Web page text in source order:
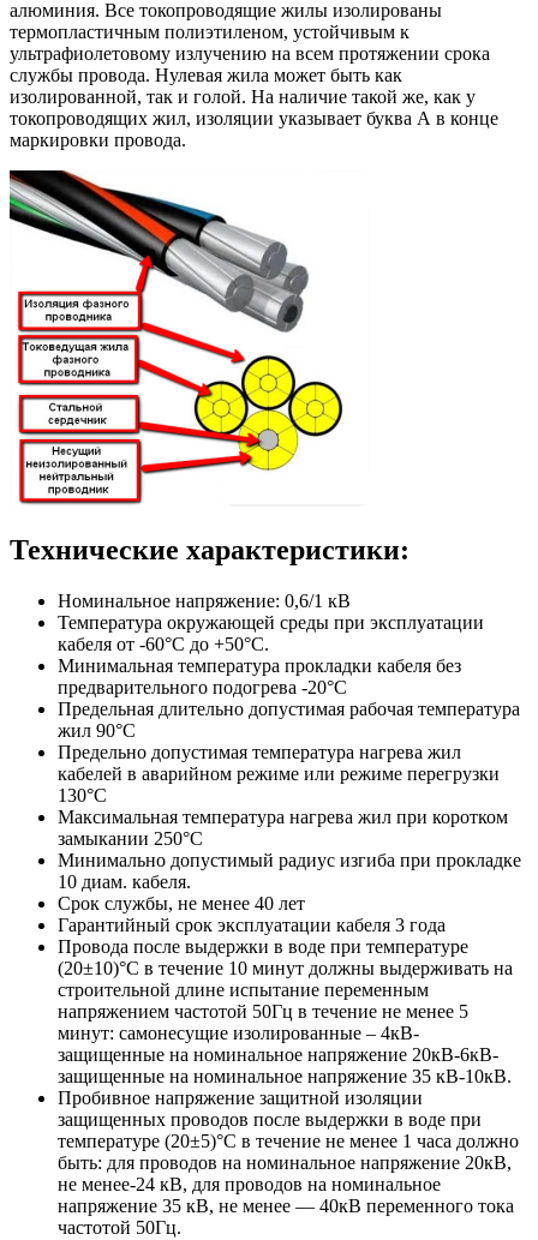
алюминия. Все токопроводящие жилы изолированы
термопластичным полиэтиленом, устойчивым к
ультрафиолетовому излучению на всем протяжении срока
службы провода. Нулевая жила может быть как
изолированной, так и голой. На наличие такой же, как у
токопроводящих жил, изоляции указывает буква А в конце
маркировки провода.
Технические характеристики:
Номинальное напряжение: 0,6/1 кВ
Температура окружающей среды при эксплуатации
кабеля от -60°С до +50°С.
Минимальная температура прокладки кабеля без
предварительного подогрева -20°С
Предельная длительно допустимая рабочая температура
жил 90°С
Предельно допустимая температура нагрева жил
кабелей в аварийном режиме или режиме перегрузки
130°С
Максимальная температура нагрева жил при коротком
замыкании 250°С
Минимально допустимый радиус изгиба при прокладке
10 диам. кабеля.
Срок службы, не менее 40 лет
Гарантийный срок эксплуатации кабеля 3 года
Провода после выдержки в воде при температуре
(20±10)°C в течение 10 минут должны выдерживать на
строительной длине испытание переменным
напряжением частотой 50Гц в течение не менее 5
минут: самонесущие изолированные – 4кВ-
защищенные на номинальное напряжение 20кВ-6кВ-
защищенные на номинальное напряжение 35 кВ-10кВ.
Пробивное напряжение защитной изоляции
защищенных проводов после выдержки в воде при
температуре (20±5)°С в течение не менее 1 часа должно
быть: для проводов на номинальное напряжение 20кВ,
не менее-24 кВ, для проводов на номинальное
напряжение 35 кВ, не менее — 40кВ переменного тока
частотой 50Гц.